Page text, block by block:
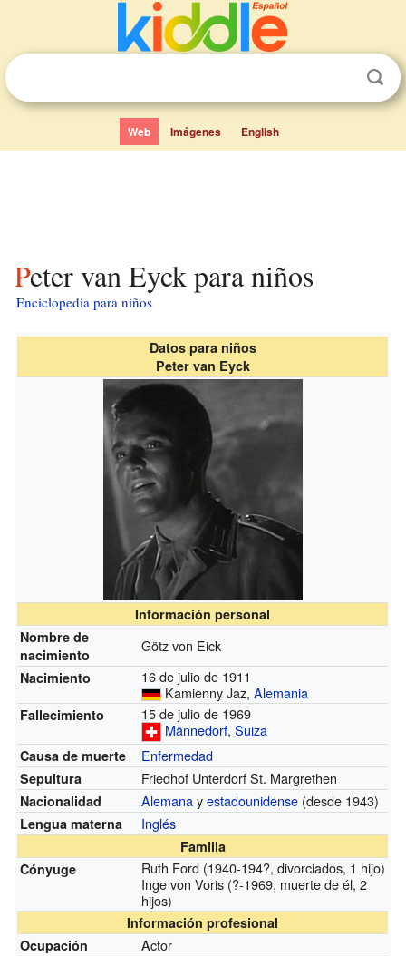
Web Imágenes English
Peter van Eyck para niños
Enciclopedia para niños
Datos para niños
Peter van Eyck
Información personal
Nombre de
nacimiento
Götz von Eick
Nacimiento
16 de julio de 1911
Kamienny Jaz,Alemania
Fallecimiento
15 de julio de 1969
Männedorf,Suiza
Causa de muerte Enfermedad
Sepultura Friedhof Unterdorf St. Margrethen
Nacionalidad Alemanayestadounidense (desde 1943)
Lengua materna Inglés
Familia
Cónyuge
Ruth Ford (1940-194?, divorciados, 1 hijo)
Inge von Voris (?-1969, muerte de él, 2
hijos)
Información profesional
Ocupación
Actor